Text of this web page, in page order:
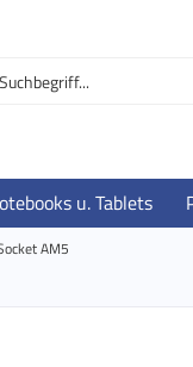
u. Tablets
AM5